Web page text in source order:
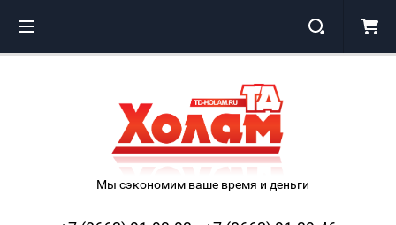
Мы сэкономим ваше время и деньги